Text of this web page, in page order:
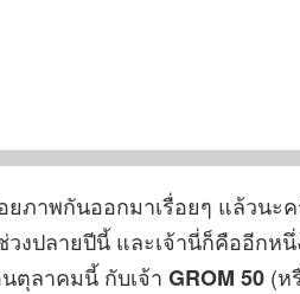
ยภาพกันออกมาเรื่อยๆ แล้วนะ
งปลายปีนี้ และเจ้านี่ก็คืออีกหนึ่
ตุลาคมนี้ กับเจ้า GROM 50 (ห